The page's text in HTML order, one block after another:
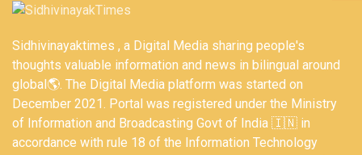
Sidhivinayaktimes , a Digital Media sharing people's
thoughts valuable information and news in bilingual around
global🌎. The Digital Media platform was started on
December 2021. Portal was registered under the Ministry
of Information and Broadcasting Govt of India 🇮🇳 in
accordance with rule 18 of the Information Technology